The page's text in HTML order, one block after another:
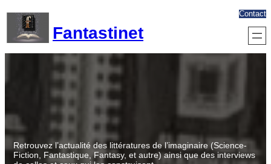
contenu
Fantastinet
Contact
Retrouvez l’actualité des littératures de l’imaginaire (Science-
Fiction, Fantastique, Fantasy, et autre) ainsi que des interviews